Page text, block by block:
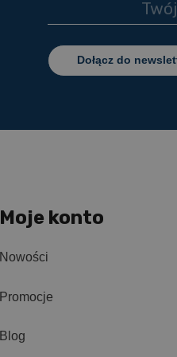
Dołącz do
Moje konto
Nowości
Promocje
Blog